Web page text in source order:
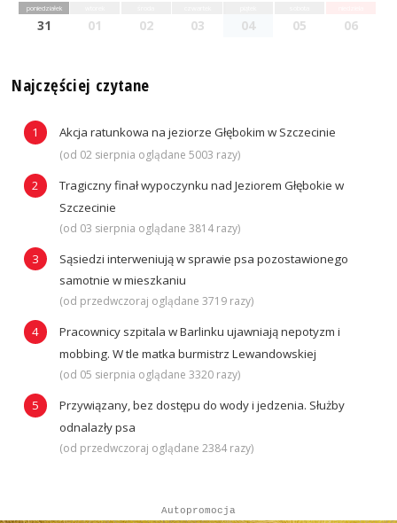
poniedziałek
31 01 02 03 04 05 06
Najczęściej czytane
Akcja ratunkowa na jeziorze Głębokim w Szczecinie
(od 02 sierpnia oglądane 5003 razy)
Tragiczny finał wypoczynku nad Jeziorem Głębokie w
Szczecinie
(od 03 sierpnia oglądane 3814 razy)
Sąsiedzi interweniują w sprawie psa pozostawionego
samotnie w mieszkaniu
(od przedwczoraj oglądane 3719 razy)
Pracownicy szpitala w Barlinku ujawniają nepotyzm i
mobbing. W tle matka burmistrz Lewandowskiej
(od 05 sierpnia oglądane 3320 razy)
Przywiązany, bez dostępu do wody i jedzenia. Służby
odnalazły psa
(od przedwczoraj oglądane 2384 razy)
Autopromocja